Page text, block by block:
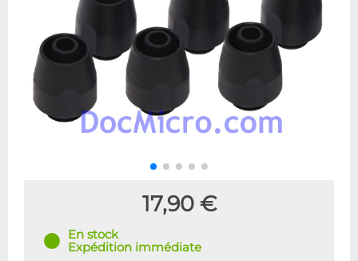
17,90 €
En stock
Expédition immédiate